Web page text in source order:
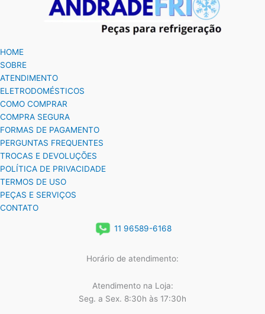
HOME
SOBRE
ATENDIMENTO
ELETRODOMÉSTICOS
COMO COMPRAR
COMPRA SEGURA
FORMAS DE PAGAMENTO
PERGUNTAS FREQUENTES
TROCAS E DEVOLUÇÕES
POLÍTICA DE PRIVACIDADE
TERMOS DE USO
PEÇAS E SERVIÇOS
CONTATO
11 96589-6168
Horário de atendimento:
Atendimento na Loja:
Seg. a Sex. 8:30h às 17:30h